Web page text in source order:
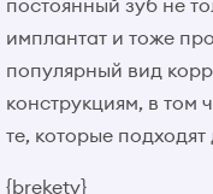
постоянный зуб не
имплантат и тоже
популярный вид
конструкциям, в том
те, которые
{brekety}